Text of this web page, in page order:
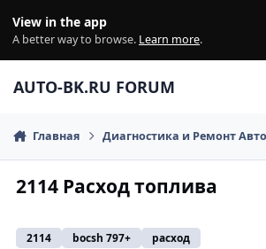
View in the app
A better way to browse. Learn more.
AUTO-BK.RU FORUM
Главная Диагностика и Ремонт
2114 Расход топлива
2114 bocsh 797+ расход